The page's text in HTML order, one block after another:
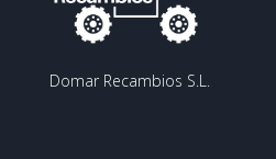
Domar Recambios S.L.